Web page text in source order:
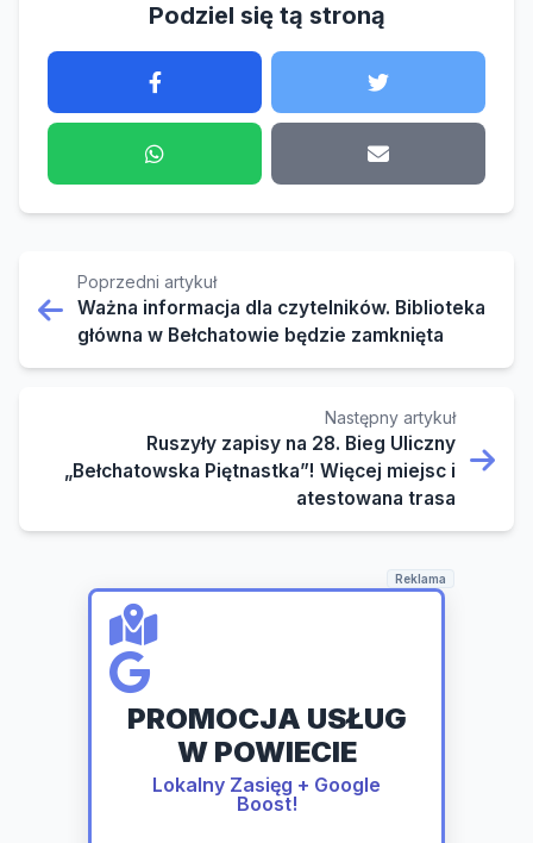
Podziel się tą stroną
Poprzedni artykuł
Ważna informacja dla czytelników. Biblioteka
główna w Bełchatowie będzie zamknięta
Następny artykuł
Ruszyły zapisy na 28. Bieg Uliczny
„Bełchatowska Piętnastka”! Więcej miejsc i
atestowana trasa
Reklama
PROMOCJA USŁUG
W POWIECIE
Lokalny Zasięg + Google
Boost!